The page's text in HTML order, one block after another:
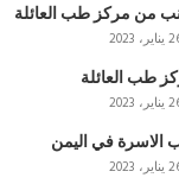
من مركز طب العائلة
2023
طب العائلة
2023
في اليمن
2023